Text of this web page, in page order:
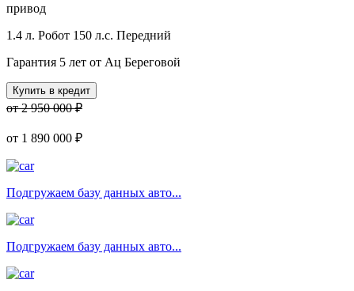
привод
1.4 л. Робот 150 л.с. Передний
Гарантия 5 лет от Ац Береговой
Купить в кредит
от 2 950 000 ₽
от 1 890 000 ₽
Подгружаем базу данных авто...
Подгружаем базу данных авто...